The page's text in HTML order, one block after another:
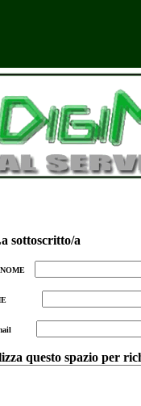
sottoscritto/a
questo spazio per